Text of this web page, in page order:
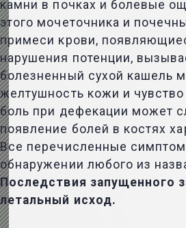
камни в почках и болевые
этого мочеточника и
примеси крови,
нарушения потенции,
болезненный сухой кашель
желтушность кожи и
боль при дефекации может
появление болей в костях
Все перечисленные
обнаружении любого из
Последствия запущенного
летальный исход.